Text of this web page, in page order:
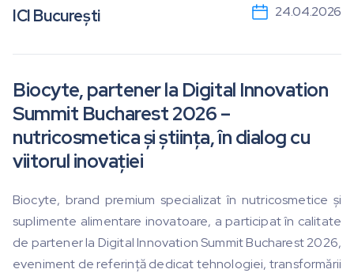
ICI București 24.04.2026
Biocyte, partener la Digital Innovation
Summit Bucharest 2026 –
nutricosmetica și știința, în dialog cu
viitorul inovației
Biocyte, brand premium specializat în nutricosmetice și
suplimente alimentare inovatoare, a participat în calitate
de partener la Digital Innovation Summit Bucharest 2026,
eveniment de referință dedicat tehnologiei, transformării